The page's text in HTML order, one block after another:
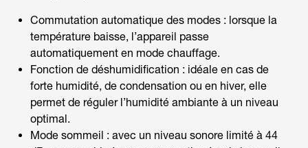
Commutation automatique des modes : lorsque la
température baisse, l’appareil passe
automatiquement en mode chauffage.
Fonction de déshumidification : idéale en cas de
forte humidité, de condensation ou en hiver, elle
permet de réguler l’humidité ambiante à un niveau
optimal.
Mode sommeil : avec un niveau sonore limité à 44